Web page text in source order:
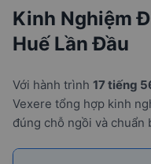
Kinh Nghiệm
Huế Lần Đầu
Với hành trình 17 tiếng
Vexere tổng hợp kinh
đúng chỗ ngồi và chuẩn